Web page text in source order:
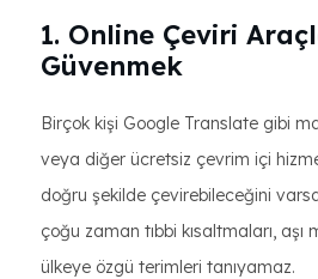
1. Online Çeviri
Güvenmek
Birçok kişi Google Translate gibi
veya diğer ücretsiz çevrim içi
doğru şekilde çevirebileceğini
çoğu zaman tıbbi kısaltmaları, aşı
ülkeye özgü terimleri tanıyamaz.